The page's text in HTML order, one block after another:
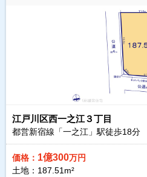
江戸川区西一之江３丁目
都営新宿線「一之江」駅徒歩18分
価格： 1億300万円
土地：187.51m²